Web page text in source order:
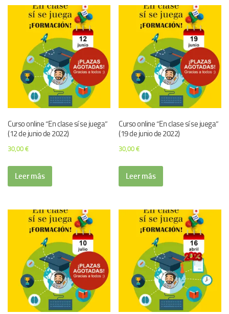
Curso online “En clase sí se juega”
(12 de junio de 2022)
30,00 €
Leer más
Curso online “En clase sí se juega”
(19 de junio de 2022)
30,00€
Leer más